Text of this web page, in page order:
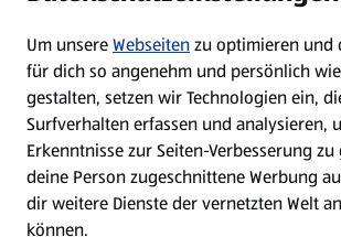
WhatsApp
Über ALDI SÜD
Filialen
Um unsereWebseitenzu optimieren und
für dich so angenehm und persönlich
gestalten, setzen wir Technologien ein,
Surfverhalten erfassen und analysieren,
Erkenntnisse zur Seiten-Verbesserung
deine Person zugeschnittene Werbung
dir weitere Dienste der vernetzten Welt
können.